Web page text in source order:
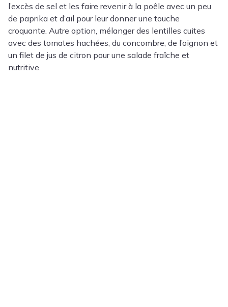
l’excès de sel et les faire revenir à la poêle avec un peu
de paprika et d’ail pour leur donner une touche
croquante. Autre option, mélanger des lentilles cuites
avec des tomates hachées, du concombre, de l’oignon et
un filet de jus de citron pour une salade fraîche et
nutritive.